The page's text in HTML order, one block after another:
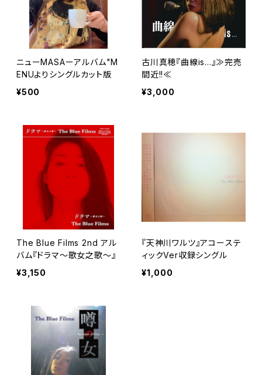
ニューMASAーアルバム"M
ENUよりシングルカット版
¥500
古川真穂『曲線is...』≫完売
間近!!≪
¥3,000
The Blue Films 2nd アル
バム『ドラマ～歌女之歌～』
¥3,150
『天神川ワルツ』アコーステ
ィックVer収録シングル
¥1,000